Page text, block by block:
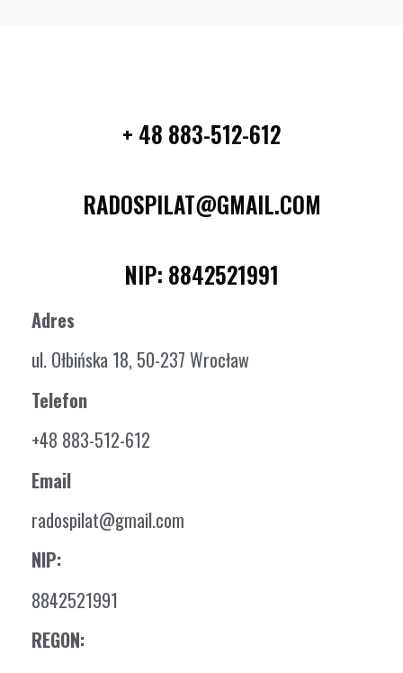
+ 48 883-512-612
RADOSPILAT@GMAIL.COM
NIP: 8842521991
Adres
ul. Ołbińska 18, 50-237 Wrocław
Telefon
+48 883-512-612
Email
radospilat@gmail.com
NIP:
8842521991
REGON: